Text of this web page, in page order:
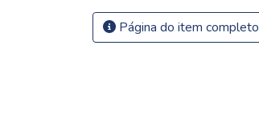
Página do item completo